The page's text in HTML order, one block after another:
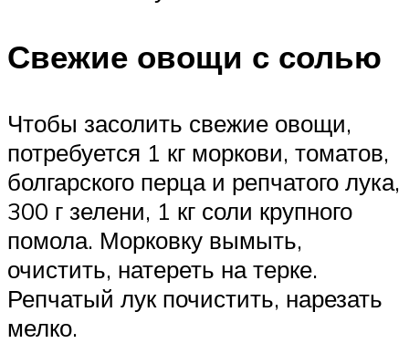
Свежие овощи с солью
Чтобы засолить свежие овощи,
потребуется 1 кг моркови, томатов,
болгарского перца и репчатого лука,
300 г зелени, 1 кг соли крупного
помола. Морковку вымыть,
очистить, натереть на терке.
Репчатый лук почистить, нарезать
мелко.